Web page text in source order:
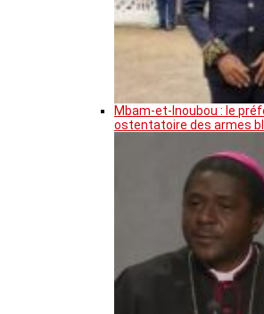
Mbam-et-Inoubou : le
ostentatoire des armes